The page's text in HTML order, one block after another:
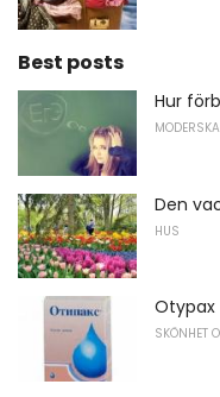
Best posts
Hur
Den
HUS
SKÖNHET